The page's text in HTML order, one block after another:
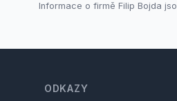
Informace o firmě Filip Bojda
ODKAZY